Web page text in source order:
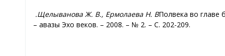
Щелыванова Ж. В., Ермолаева Н. В.Полвека во главе
авазы – Эхо веков. – 2008. – № 2. – С. 202-209.